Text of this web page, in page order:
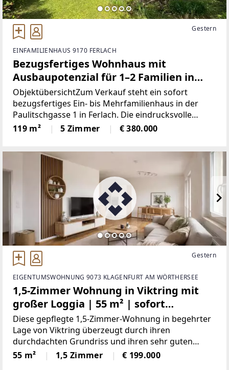
Gestern
EINFAMILIENHAUS 9170 FERLACH
Bezugsfertiges Wohnhaus mit
Ausbaupotenzial für 1–2 Familien in
Ferlach
ObjektübersichtZum Verkauf steht ein sofort
bezugsfertiges Ein- bis Mehrfamilienhaus in der
Paulitschgasse 1 in Ferlach. Die eindrucksvolle
Immobilie verfügt über eine Wohnfläche von ca. 119
m² im EG, verfügt über eine Gesamtnutzfläche von
119 m² 5 Zimmer € 380.000
Gestern
EIGENTUMSWOHNUNG 9073 KLAGENFURT AM WÖRTHERSEE
1,5-Zimmer Wohnung in Viktring mit
großer Loggia | 55 m² | sofort
beziehbar
Diese gepflegte 1,5-Zimmer-Wohnung in begehrter
Lage von Viktring überzeugt durch ihren
durchdachten Grundriss und ihren sehr guten
Zustand. Auf ca. 55 m² Wohnfläche erwartet Sie ein
heller Wohn- und Essbereich mit direktem Zugang
55 m² 1,5 Zimmer € 199.000